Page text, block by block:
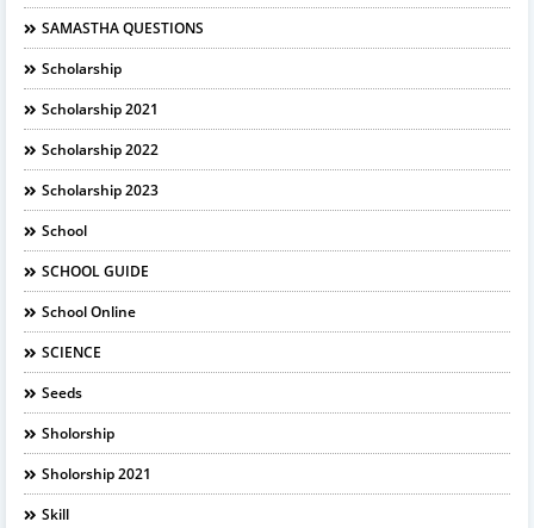
SAMASTHA QUESTIONS
Scholarship
Scholarship 2021
Scholarship 2022
Scholarship 2023
School
SCHOOL GUIDE
School Online
SCIENCE
Seeds
Sholorship
Sholorship 2021
Skill